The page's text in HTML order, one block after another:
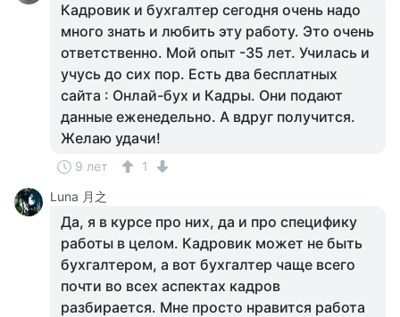
Кадровик и бухгалтер сегодня очень надо
много знать и любить эту работу. Это очень
ответственно. Мой опыт -35 лет. Училась и
учусь до сих пор. Есть два бесплатных
сайта : Онлай-бух и Кадры. Они подают
данные еженедельно. А вдруг получится.
Желаю удачи!
9 лет
1
Luna 月之
Да, я в курсе про них, да и про специфику
работы в целом. Кадровик может не быть
бухгалтером, а вот бухгалтер чаще всего
почти во всех аспектах кадров
разбирается. Мне просто нравится работа